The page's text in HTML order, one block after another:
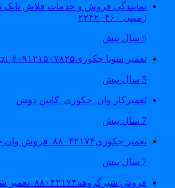
نمایندگی فروش و خدمات فلاش تانک
زمینی ۲۲۴۲۰۴۶۰
تعمیر سونا جکوزی۰۹۱۲۱۵۰۷۸۲۵#| Sauna | Jacuzzi
تعمیرکار وان_جکوزی_کابین دوش
تعمیر جکوزی۸۸۰۴۲۱۷۴_فروش وان جکوزی
فروش شیرگروهه۸۸۰۴۲۱۷۴_تعمیر شیرگروهه